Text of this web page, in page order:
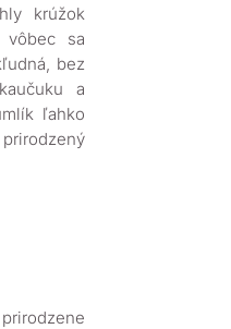
krúžok
vôbec sa
bez
a
ľahko